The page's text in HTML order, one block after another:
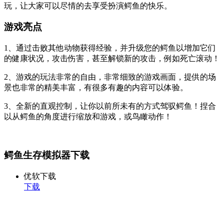
玩，让大家可以尽情的去享受扮演鳄鱼的快乐。
游戏亮点
1、通过击败其他动物获得经验，并升级您的鳄鱼以增加它们
的健康状况，攻击伤害，甚至解锁新的攻击，例如死亡滚动！
2、游戏的玩法非常的自由，非常细致的游戏画面，提供的场
景也非常的精美丰富，有很多有趣的内容可以体验。
3、全新的直观控制，让你以前所未有的方式驾驭鳄鱼！捏合
以从鳄鱼的角度进行缩放和游戏，或鸟瞰动作！
鳄鱼生存模拟器下载
优软下载
下载